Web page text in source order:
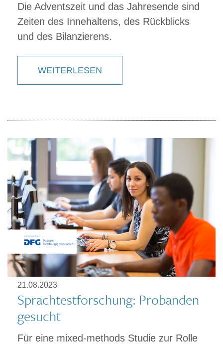
Die Adventszeit und das Jahresende sind
Zeiten des Innehaltens, des Rückblicks
und des Bilanzierens.
WEITERLESEN
21.08.2023
Sprachtestforschung: Probanden
gesucht
Für eine mixed-methods Studie zur Rolle